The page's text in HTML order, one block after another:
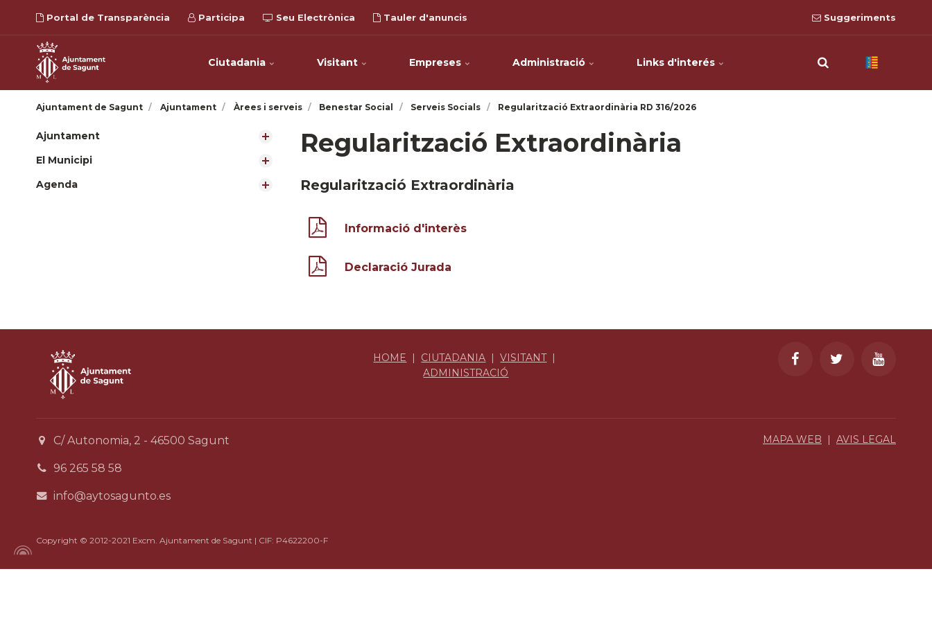
Portal de Transparència Participa Seu Electrònica Tauler d'anuncis Suggeriments
Ciutadania Visitant Empreses Administració Links d'interés
Ajuntament de Sagunt Ajuntament Àrees i serveis Benestar Social Serveis Socials Regularització Extraordinària RD 316/2026
Ajuntament
El Municipi
Agenda
Regularització Extraordinària
Regularització Extraordinària
Informació d'interès
Declaració Jurada
HOME | CIUTADANIA |VISITANT|
ADMINISTRACIÓ
C/ Autonomia, 2 - 46500 Sagunt
96 265 58 58
info@aytosagunto.es
MAPA WEB | AVIS LEGAL
Copyright © 2012-2021 Excm. Ajuntament de Sagunt | CIF: P4622200-F